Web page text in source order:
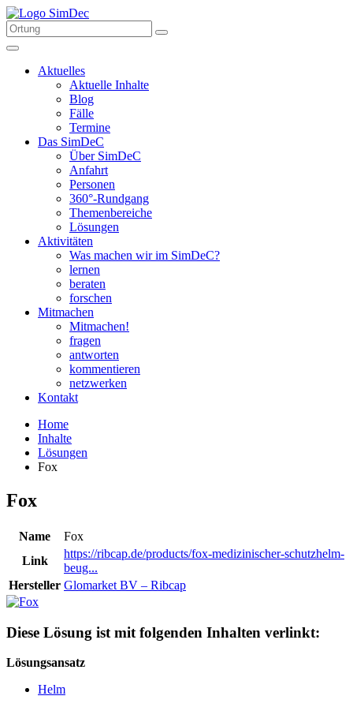
Aktuelles
Aktuelle Inhalte
Blog
Fälle
Termine
Das SimDeC
Über SimDeC
Anfahrt
Personen
360°-Rundgang
Themenbereiche
Lösungen
Aktivitäten
Was machen wir im SimDeC?
lernen
beraten
forschen
Mitmachen
Mitmachen!
fragen
antworten
kommentieren
netzwerken
Kontakt
Home
Inhalte
Lösungen
Fox
Fox
Name
Fox
Link
https://ribcap.de/products/fox-medizinischer-schutzhelm-
beug...
Hersteller Glomarket BV – Ribcap
Diese Lösung ist mit folgenden Inhalten verlinkt:
Lösungsansatz
Helm